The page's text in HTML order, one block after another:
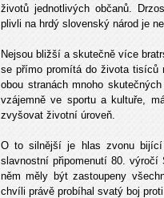
životů jednotlivých občanů.
plivli na hrdý slovenský národ je
Nejsou bližší a skutečně více
se přímo promítá do života tisíců
obou stranách mnoho
vzájemně ve sportu a kultuře,
zvyšovat životní úroveň.
O to silnější je hlas zvonu
slavnostní připomenutí 80. výročí
něm měly být zastoupeny
chvíli právě probíhal svatý boj